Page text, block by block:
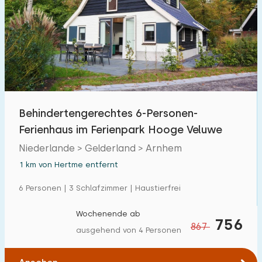
Schwimmbad 5
Eingezäunter Garten 0
Haustierfrei 5
Fahrradschuppen 2
Budget
€ 0 — € 1000+
Mindestanzahl
Behindertengerechtes 6-Personen-
Ferienhaus im Ferienpark Hooge Veluwe
Niederlande > Gelderland > Arnhem
1 km von Hertme entfernt
6 Personen | 3 Schlafzimmer | Haustierfrei
867 756
Wochenende ab
ausgehend von 4 Personen